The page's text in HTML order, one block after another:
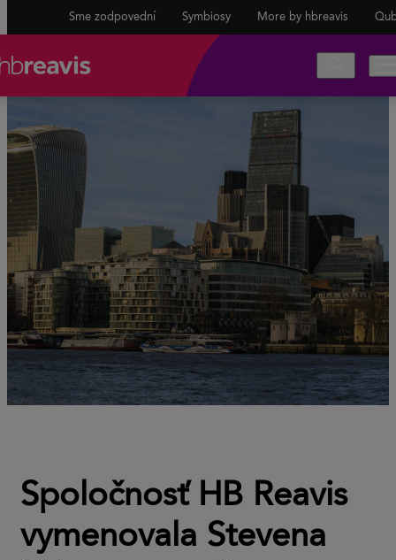
Sme zodpovední Symbiosy More by hbreavis
Spoločnosť HB Reavis
vymenovala Stevena